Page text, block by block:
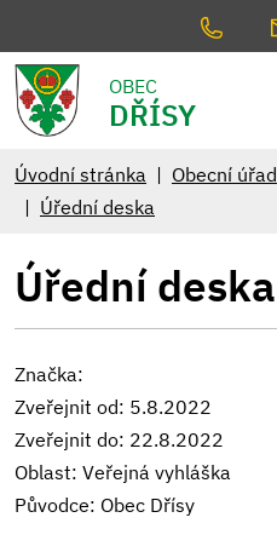
OBEC
DŘÍSY
Úvodní stránka Obecní úřad
Úřední deska
Úřední deska
Značka:
Zveřejnit od: 5.8.2022
Zveřejnit do: 22.8.2022
Oblast: Veřejná vyhláška
Původce: Obec Dřísy